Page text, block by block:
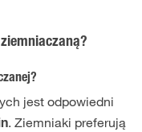
jest odpowiedni
. Ziemniaki preferują